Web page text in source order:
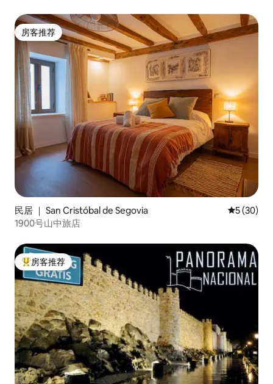
房客推荐
房客推荐
民居 ｜ San Cristóbal de Segovia 平均评分
5 (30)
1900号山中旅店
热门「房客推荐」
房客推荐